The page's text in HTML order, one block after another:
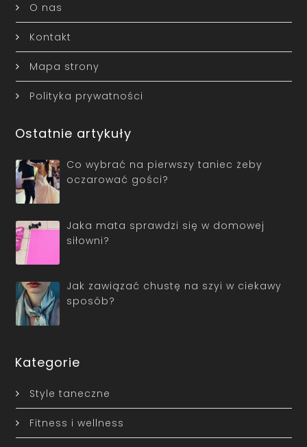
O nas
Kontakt
Mapa strony
Polityka prywatności
Ostatnie artykuły
Co wybrać na pierwszy taniec żeby
oczarować gości?
Jaka mata sprawdzi się w domowej
siłowni?
Jak zawiązać chustę na szyi w ciekawy
sposób?
Kategorie
Style taneczne
Fitness i wellness